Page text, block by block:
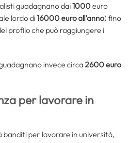
guadagnano dai1000euro
lordo di16000 euro all’anno) fino
profilo che può raggiungere i
invece circa2600 euro
per lavorare in
banditi per lavorare in università,